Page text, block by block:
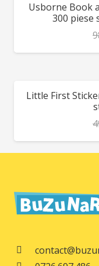
REDUCERI!
Usborne Book
300 piese
REDUCERI!
Little First